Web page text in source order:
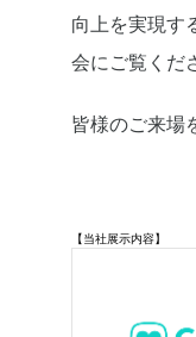
向上を実現す
会にご覧くだ
皆様のご来場
【当社展示内容】